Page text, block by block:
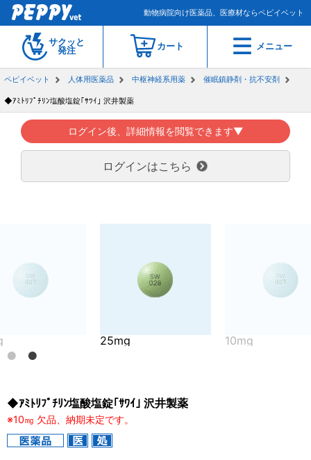
動物病院向け医薬品、医療材ならペピイベット
サクッと
発注
カート メニュー
ペピイベット 人体用医薬品 中枢神経系用薬 催眠鎮静剤・抗不安剤
◆ｱﾐﾄﾘﾌﾟﾁﾘﾝ塩酸塩錠｢ｻﾜｲ｣ 沢井製薬
ログイン後、詳細情報を閲覧できます▼
ログインはこちら
◆ｱﾐﾄﾘﾌﾟﾁﾘﾝ塩酸塩錠｢ｻﾜｲ｣ 沢井製薬
※10㎎ 欠品、納期未定です。